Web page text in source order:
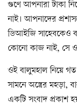
গুণে আপনারা টাকা
নাই। আপনাদের
ডিআইজি সাহেবকেও
কোনো কাজ নাই, সে
ওই বালুমহাল নিয়ে
সামনে অস্ত্রের মহড়া,
একটি সংবাদ প্রকাশ